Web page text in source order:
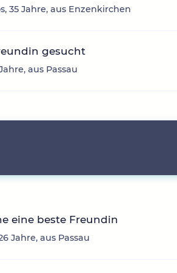
35 Jahre, aus Enzenkirchen
gesucht
aus Passau
eine beste Freundin
Jahre, aus Passau